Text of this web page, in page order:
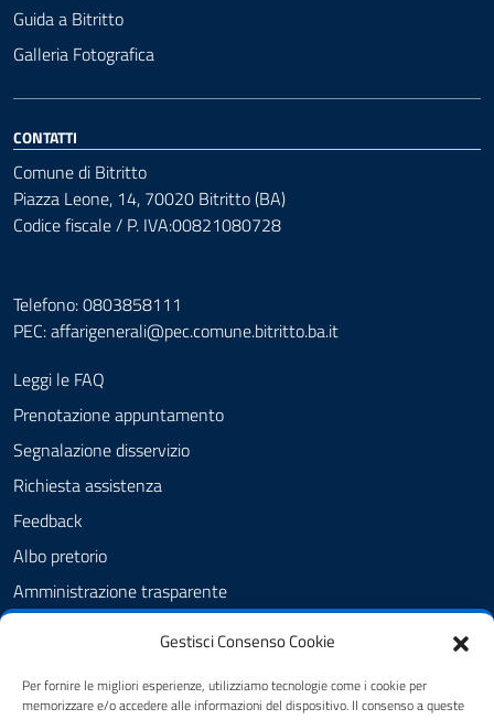
Gestisci Consenso Cookie
Per fornire le migliori esperienze, utilizziamo tecnologie come i cookie per
memorizzare e/o accedere alle informazioni del dispositivo. Il consenso a queste
Guida a Bitritto
Galleria Fotografica
CONTATTI
Comune di Bitritto
Piazza Leone, 14, 70020 Bitritto (BA)
Codice fiscale / P. IVA:00821080728
Telefono: 0803858111
PEC:affarigenerali@pec.comune.bitritto.ba.it
Leggi le FAQ
Prenotazione appuntamento
Segnalazione disservizio
Richiesta assistenza
Feedback
Albo pretorio
Amministrazione trasparente
Dichiarazione di accessibilità